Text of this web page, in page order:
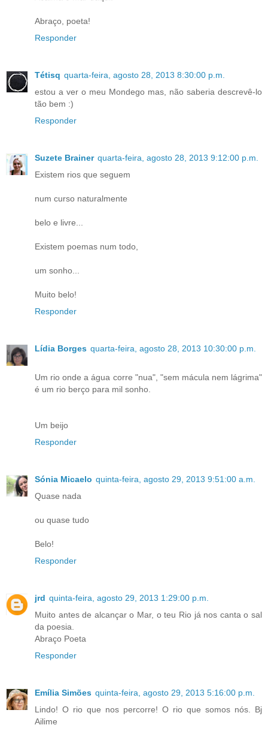
Abraço, poeta!
Responder
Tétisq quarta-feira, agosto 28, 2013 8:30:00 p.m.
estou a ver o meu Mondego mas, não saberia descrevê-lo
tão bem :)
Responder
Suzete Brainer quarta-feira, agosto 28, 2013 9:12:00 p.m.
Existem rios que seguem
num curso naturalmente
belo e livre...
Existem poemas num todo,
um sonho...
Muito belo!
Responder
Lídia Borges quarta-feira, agosto 28, 2013 10:30:00 p.m.
Um rio onde a água corre "nua", "sem mácula nem lágrima"
é um rio berço para mil sonho.
Um beijo
Responder
Sónia Micaelo quinta-feira, agosto 29, 2013 9:51:00 a.m.
Quase nada
ou quase tudo
Belo!
Responder
jrd quinta-feira, agosto 29, 2013 1:29:00 p.m.
Muito antes de alcançar o Mar, o teu Rio já nos canta o sal
da poesia.
Abraço Poeta
Responder
Emília Simões quinta-feira, agosto 29, 2013 5:16:00 p.m.
Lindo! O rio que nos percorre! O rio que somos nós. Bj
Ailime